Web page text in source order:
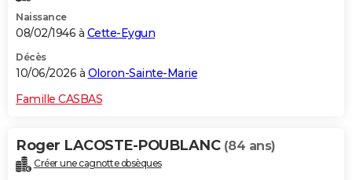
Naissance
08/02/1946 à Cette-Eygun
Décès
10/06/2026 à Oloron-Sainte-Marie
Famille CASBAS
Roger LACOSTE-POUBLANC (84 ans)
Créer une cagnotte obsèques